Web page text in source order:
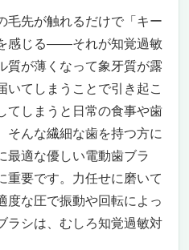
ケアー 9900 プレステージ
の方に最適な優しい電動
がきが楽しみになる」
ノロジーを両立した究極
っかり感”を両立。ゴム素
歯ぐきにやさしく密着
すさを兼ね備えたデザイ
かり歯ぐきケアができる
スメ。でも、こんな人に
かも
毛先が触れるだけで「キー
感じる——それが知覚過敏
質が薄くなって象牙質が露
いてしまうことで引き起こ
てしまうと日常の食事や歯
そんな繊細な歯を持つ方に
最適な優しい電動歯ブラ
重要です。力任せに磨いて
度な圧で振動や回転によっ
ラシは、むしろ知覚過敏対